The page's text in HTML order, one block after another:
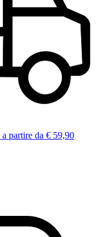
a partire da € 59,90